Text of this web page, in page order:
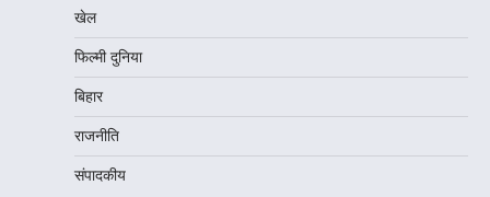
खेल
फिल्मी दुनिया
बिहार
राजनीति
संपादकीय